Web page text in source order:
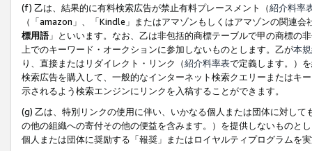
(f) 乙は、結果的に有料検索広告が禁止有料プレースメント（紹介料率
（「amazon」、「Kindle」またはアマゾンもしくはアマゾンの関連
標用語」といいます。なお、乙は非包括的商標テーブルで甲の商標の
上でのキーワード・オークションに参加しないものとします。乙が本
り、直接またはリダイレクト・リンク（紹介料率表で定義します。）
検索広告を購入して、一般的なインターネット検索クエリーまたはキ
示されるよう検索エンジンにリンクを入稿することができます。
(g) 乙は、特別リンクの使用に伴い、いかなる個人または団体に対し
の他の組織への寄付その他の便益を含みます。）を提供しないものと
個人または団体に奨励する「報奨」またはロイヤルティプログラムを